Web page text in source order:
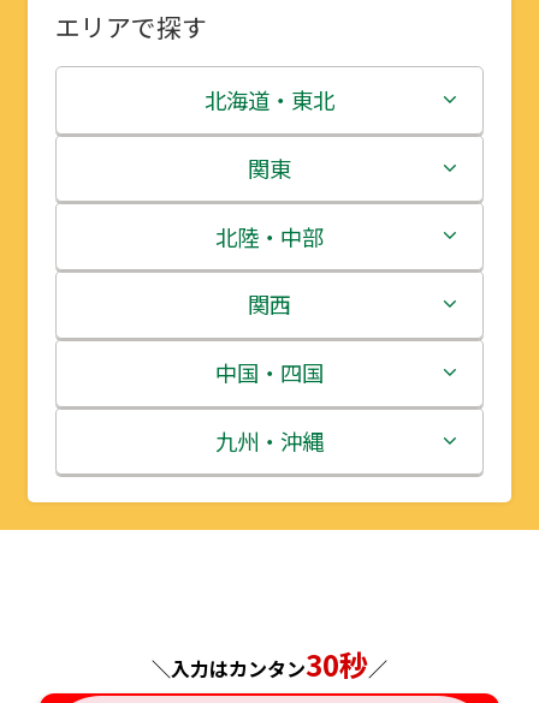
エリアで探す
北海道・東北
北海道
青森県
岩手県
宮城県
秋田県
山形県
関東
茨城県
栃木県
群馬県
埼玉県
千葉県
北陸・中部
新潟県
富山県
石川県
福井県
関西
三重県
滋賀県
京都府
中国・四国
鳥取県
島根県
九州・沖縄
福岡県
＼入力はカンタン30秒／